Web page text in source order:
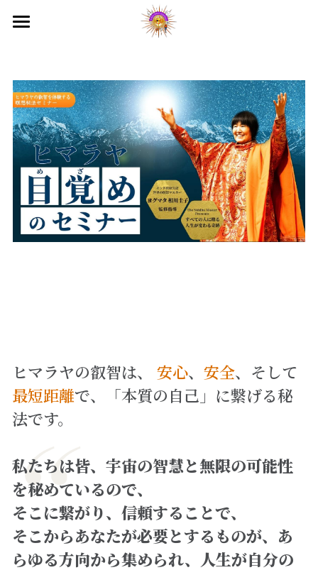
ヒマラヤ目覚めのセミナー
目覚めのプレ講座
映画上映会
テレビ出演
オンラインサロン
ヒマラヤの叡智は、 安心、 安全、そして
最短距離で、「本質の自己」に繋げる秘
法です。
私たちは皆、宇宙の智慧と無限の可能性
を秘めているので、
そこに繋がり、信頼することで、
そこからあなたが必要とするものが、あ
らゆる方向から集められ、人生が自分の